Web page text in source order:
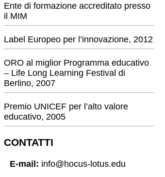
Ente di formazione accreditato presso
il MIM
Label Europeo per l’innovazione, 2012
ORO al miglior Programma educativo
– Life Long Learning Festival di
Berlino, 2007
Premio UNICEF per l’alto valore
educativo, 2005
CONTATTI
E-mail: info@hocus-lotus.edu